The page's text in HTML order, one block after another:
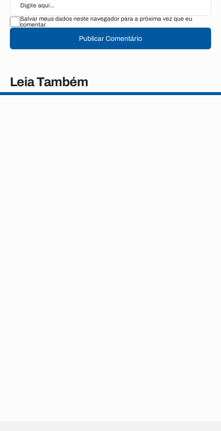
Salvar meus dados neste navegador para a próxima vez que eu
comentar.
Publicar Comentário
Leia Também